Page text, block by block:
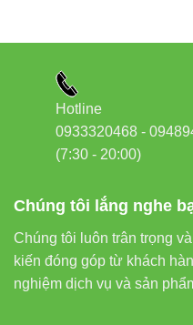
Chúng tôi lắng nghe
Chúng tôi luôn trân trọng
kiến đóng góp từ khách
nghiệm dịch vụ và sản
Hotline
0933320468 -
(7:30 - 20:00)